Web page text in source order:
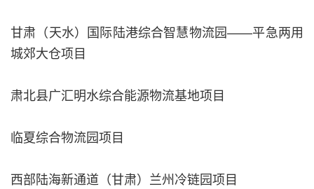
甘肃（天水）国际陆港综合智慧物流园——平急两用
城郊大仓项目
肃北县广汇明水综合能源物流基地项目
临夏综合物流园项目
西部陆海新通道（甘肃）兰州冷链园项目